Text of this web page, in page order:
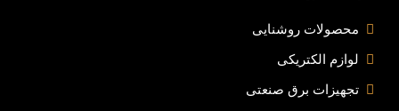
محصولات روشنایی
لوازم الکتریکی
تجهیزات برق صنعتی